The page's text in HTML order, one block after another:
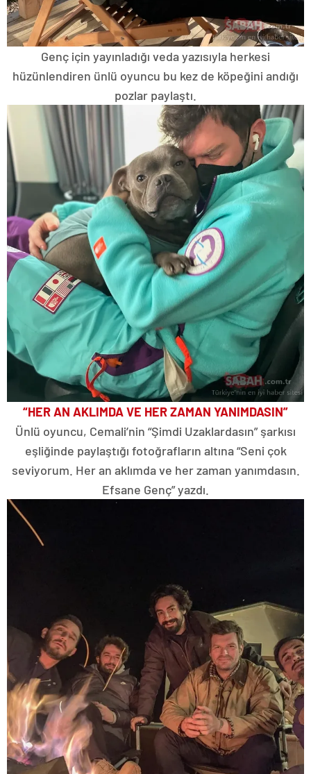
Genç için yayınladığı veda yazısıyla herkesi
hüzünlendiren ünlü oyuncu bu kez de köpeğini andığı
pozlar paylaştı.
“HER AN AKLIMDA VE HER ZAMAN YANIMDASIN”
Ünlü oyuncu, Cemali’nin “Şimdi Uzaklardasın” şarkısı
eşliğinde paylaştığı fotoğrafların altına “Seni çok
seviyorum. Her an aklımda ve her zaman yanımdasın.
Efsane Genç” yazdı.